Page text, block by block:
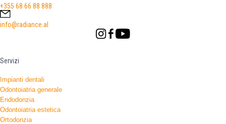
+355 68 66 88 888
info@radiance.al
Servizi
Impianti dentali
Odontoiatria generale
Endodonzia
Odontoiatria estetica
Ortodonzia